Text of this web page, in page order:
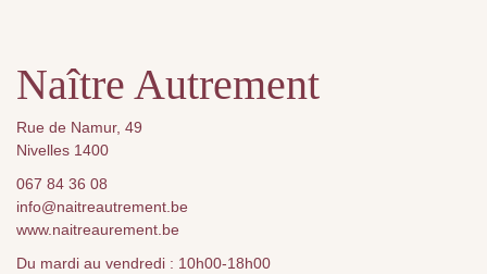
Naître Autrement
Rue de Namur, 49
Nivelles 1400
067 84 36 08
info@naitreautrement.be
www.naitreaurement.be
Du mardi au vendredi : 10h00-18h00